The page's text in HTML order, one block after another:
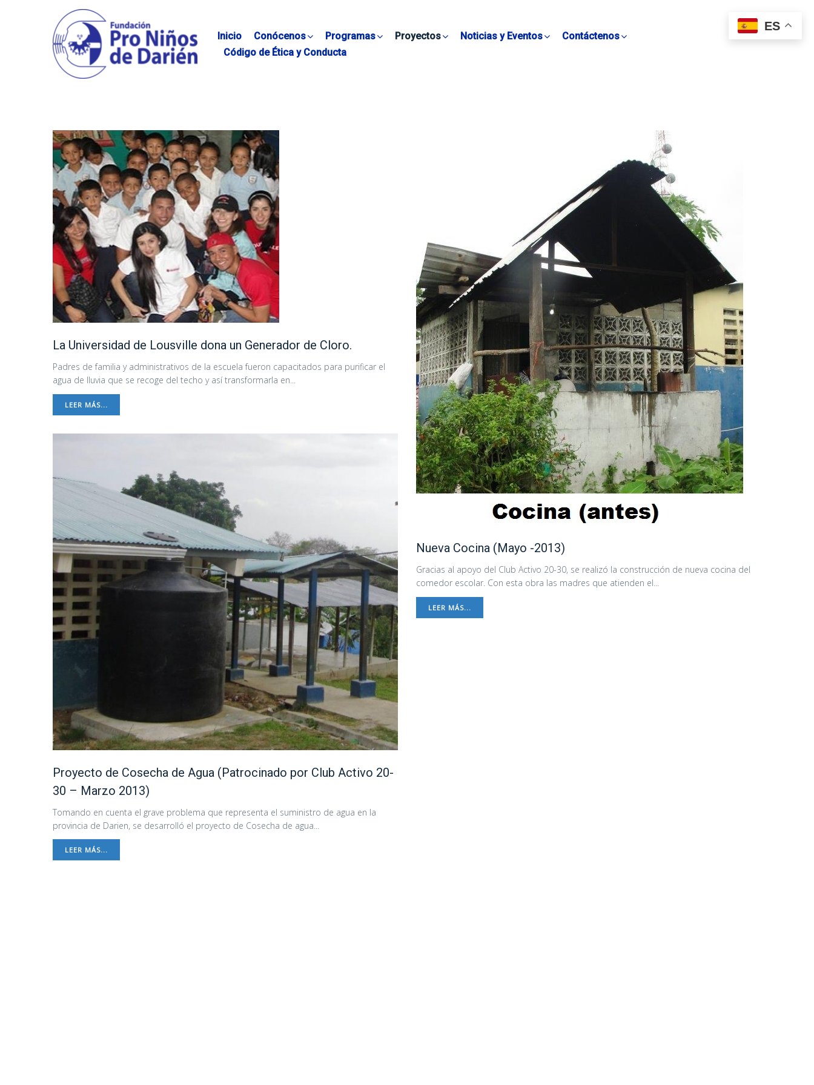
Inicio Conócenos Programas Proyectos Noticias y Eventos
Contáctenos
Código de Ética y Conducta
La Universidad de Lousville dona un Generador de Cloro.
Padres de familia y administrativos de la escuela fueron capacitados para purificar el
agua de lluvia que se recoge del techo y así transformarla en...
LEER MÁS...
Proyecto de Cosecha de Agua (Patrocinado por Club Activo 20-
30 – Marzo 2013)
Tomando en cuenta el grave problema que representa el suministro de agua en la
provincia de Darien, se desarrolló el proyecto de Cosecha de agua...
LEER MÁS...
Nueva Cocina (Mayo -2013)
Gracias al apoyo del Club Activo 20-30, se realizó la construcción de nueva cocina del
comedor escolar. Con esta obra las madres que atienden el...
LEER MÁS...
ES